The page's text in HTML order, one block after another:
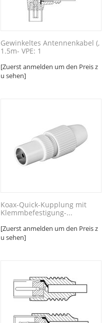
Gewinkeltes Antennenkabel (,
1.5m- VPE: 1
[Zuerst anmelden um den Preis z
u sehen]
Koax-Quick-Kupplung mit
Klemmbefestigung-...
[Zuerst anmelden um den Preis z
u sehen]